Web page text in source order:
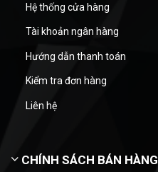
Hệ thống cửa hàng
Tài khoản ngân hàng
Hướng dẫn thanh toán
Kiểm tra đơn hàng
Liên hệ
CHÍNH SÁCH BÁN HÀNG